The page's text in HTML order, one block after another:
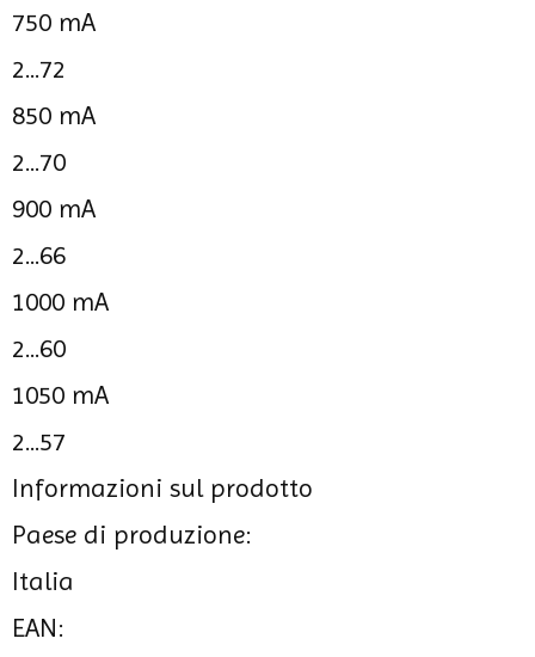
750 mA
2...72
850 mA
2...70
900 mA
2...66
1000 mA
2...60
1050 mA
2...57
Informazioni sul prodotto
Paese di produzione:
Italia
EAN: